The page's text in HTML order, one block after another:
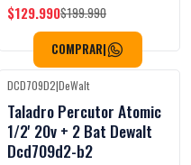
$129.990$199.990
COMPRAR|
-26%OFF
DCD709D2|DeWalt
Taladro Percutor Atomic
1/2' 20v + 2 Bat Dewalt
Dcd709d2-b2